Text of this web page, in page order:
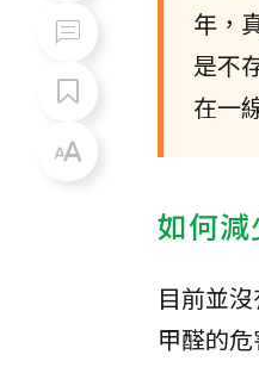
年，
是不
在一
如何減
目前並
甲醛的危